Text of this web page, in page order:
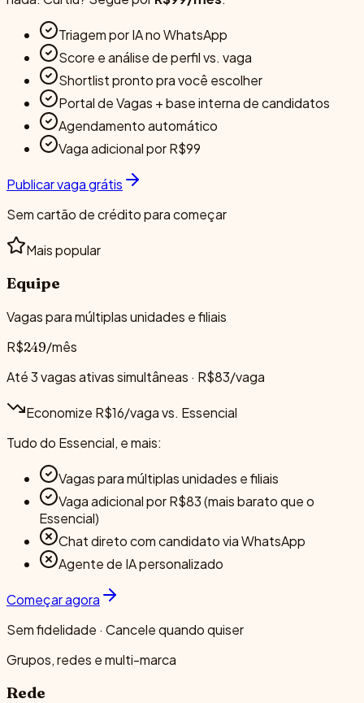
Triagem por IA no WhatsApp
Score e análise de perfil vs. vaga
Shortlist pronto pra você escolher
Portal de Vagas + base interna de candidatos
Agendamento automático
Vaga adicional por R$99
Publicar vaga grátis
Sem cartão de crédito para começar
Mais popular
Equipe
Vagas para múltiplas unidades e filiais
R$249/mês
Até 3 vagas ativas simultâneas · R$83/vaga
Economize R$16/vaga vs. Essencial
Tudo do Essencial, e mais:
Vagas para múltiplas unidades e filiais
Vaga adicional por R$83 (mais barato que o
Essencial)
Chat direto com candidato via WhatsApp
Agente de IA personalizado
Começar agora
Sem fidelidade · Cancele quando quiser
Grupos, redes e multi-marca
Rede